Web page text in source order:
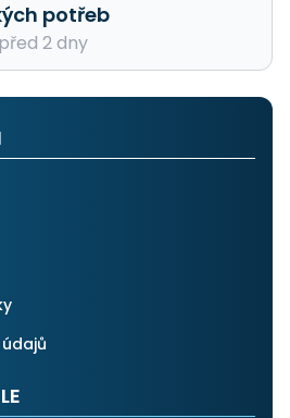
potřeb
2 dny